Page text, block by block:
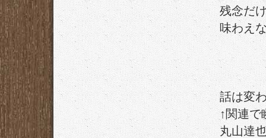
残念だ
味わえ
話は変
↑関連で
丸山達